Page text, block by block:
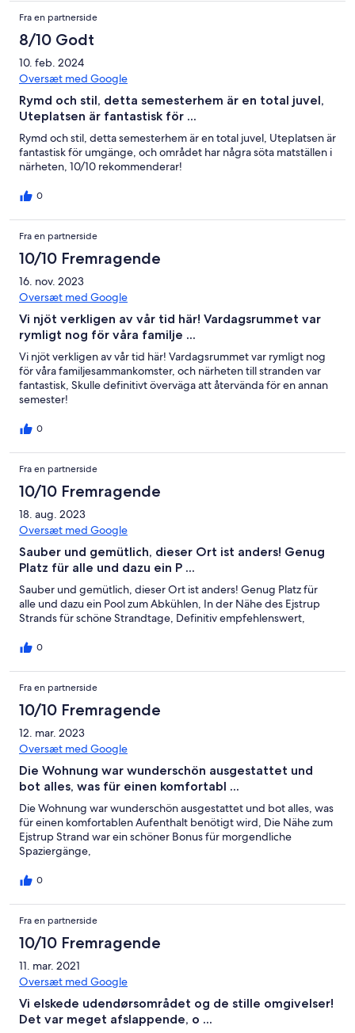
Fra en partnerside
8/10 Godt
10. feb. 2024
Oversæt med Google
Rymd och stil, detta semesterhem är en total juvel,
Uteplatsen är fantastisk för ...
Rymd och stil, detta semesterhem är en total juvel, Uteplatsen är
fantastisk för umgänge, och området har några söta matställen i
närheten, 10/10 rekommenderar!
0
Fra en partnerside
10/10 Fremragende
16. nov. 2023
Oversæt med Google
Vi njöt verkligen av vår tid här! Vardagsrummet var
rymligt nog för våra familje ...
Vi njöt verkligen av vår tid här! Vardagsrummet var rymligt nog
för våra familjesammankomster, och närheten till stranden var
fantastisk, Skulle definitivt överväga att återvända för en annan
semester!
0
Fra en partnerside
10/10 Fremragende
18. aug. 2023
Oversæt med Google
Sauber und gemütlich, dieser Ort ist anders! Genug
Platz für alle und dazu ein P ...
Sauber und gemütlich, dieser Ort ist anders! Genug Platz für
alle und dazu ein Pool zum Abkühlen, In der Nähe des Ejstrup
Strands für schöne Strandtage, Definitiv empfehlenswert,
0
Fra en partnerside
10/10 Fremragende
12. mar. 2023
Oversæt med Google
Die Wohnung war wunderschön ausgestattet und
bot alles, was für einen komfortabl ...
Die Wohnung war wunderschön ausgestattet und bot alles, was
für einen komfortablen Aufenthalt benötigt wird, Die Nähe zum
Ejstrup Strand war ein schöner Bonus für morgendliche
Spaziergänge,
0
Fra en partnerside
10/10 Fremragende
11. mar. 2021
Oversæt med Google
Vi elskede udendørsområdet og de stille omgivelser!
Det var meget afslappende, o ...